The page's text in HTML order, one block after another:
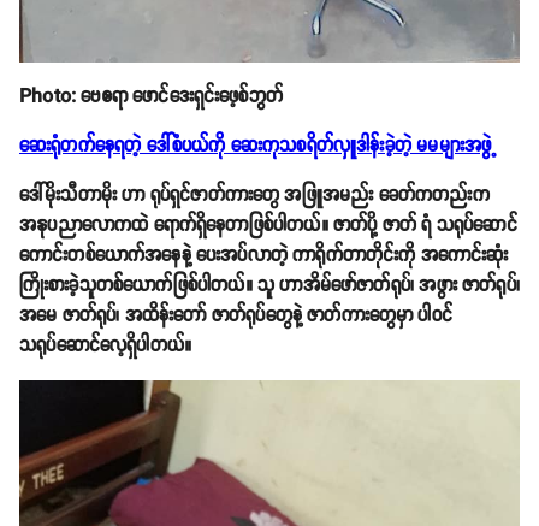
Photo: ဗေဧရာ ဖောင်ဒေးရှင်းဖေ့စ်ဘွတ်
ဆေးရုံတက်နေရတဲ့ ဒေါ်စံပယ်ကို ဆေးကုသစရိတ်လှူဒါန်းခဲ့တဲ့ မမများအဖွဲ့
ဒေါ်မိုးသီတာမိုး ဟာ ရုပ်ရှင်ဇာတ်ကားတွေ အဖြူအမည်း ခေတ်ကတည်းက
အနုပညာလောကထဲ ရောက်ရှိနေတာဖြစ်ပါတယ်။ ဇာတ်ပို့ ဇာတ် ရံ သရုပ်ဆောင်
ကောင်းတစ်ယောက်အနေနဲ့ ပေးအပ်လာတဲ့ ကာရိုက်တာတိုင်းကို အကောင်းဆုံး
ကြိုးစားခဲ့သူတစ်ယောက်ဖြစ်ပါတယ်။ သူ ဟာအိမ်ဖော်ဇာတ်ရုပ်၊ အဖွား ဇာတ်ရုပ်၊
အမေ ဇာတ်ရုပ်၊ အထိန်းတော် ဇာတ်ရုပ်တွေနဲ့ ဇာတ်ကားတွေမှာ ပါဝင်
သရုပ်ဆောင်လေ့ရှိပါတယ်။